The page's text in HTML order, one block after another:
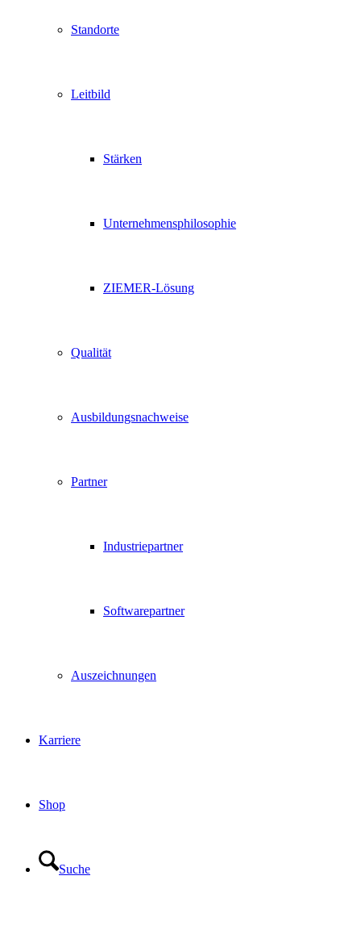
Standorte
Leitbild
Stärken
Unternehmensphilosophie
ZIEMER-Lösung
Qualität
Ausbildungsnachweise
Partner
Industriepartner
Softwarepartner
Auszeichnungen
Karriere
Shop
Suche